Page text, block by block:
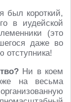
был короткий,
в иудейской
(это
даже во
отступника!
Ни в коем
на весьма